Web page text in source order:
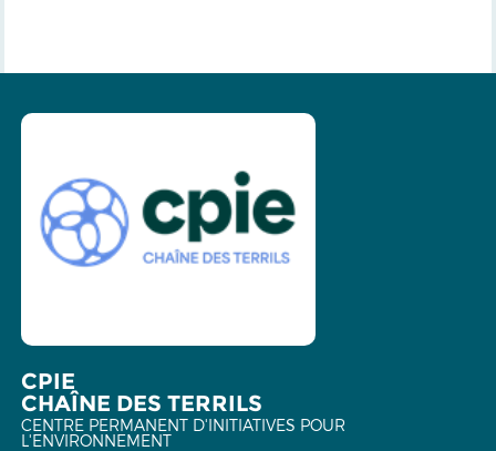
CPIE
CHAÎNE DES TERRILS
CENTRE PERMANENT D'INITIATIVES POUR
L'ENVIRONNEMENT